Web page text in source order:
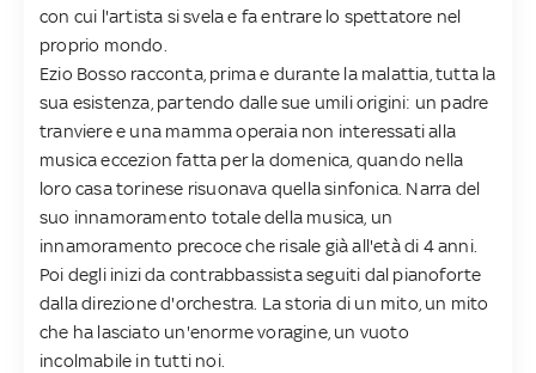
con cui l'artista si svela e fa entrare lo spettatore nel
proprio mondo.
Ezio Bosso racconta, prima e durante la malattia, tutta la
sua esistenza, partendo dalle sue umili origini: un padre
tranviere e una mamma operaia non interessati alla
musica eccezion fatta per la domenica, quando nella
loro casa torinese risuonava quella sinfonica. Narra del
suo innamoramento totale della musica, un
innamoramento precoce che risale già all'età di 4 anni.
Poi degli inizi da contrabbassista seguiti dal pianoforte
dalla direzione d'orchestra. La storia di un mito, un mito
che ha lasciato un'enorme voragine, un vuoto
incolmabile in tutti noi.